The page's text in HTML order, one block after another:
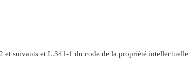
et suivants et L.341-1 du code de la propriété